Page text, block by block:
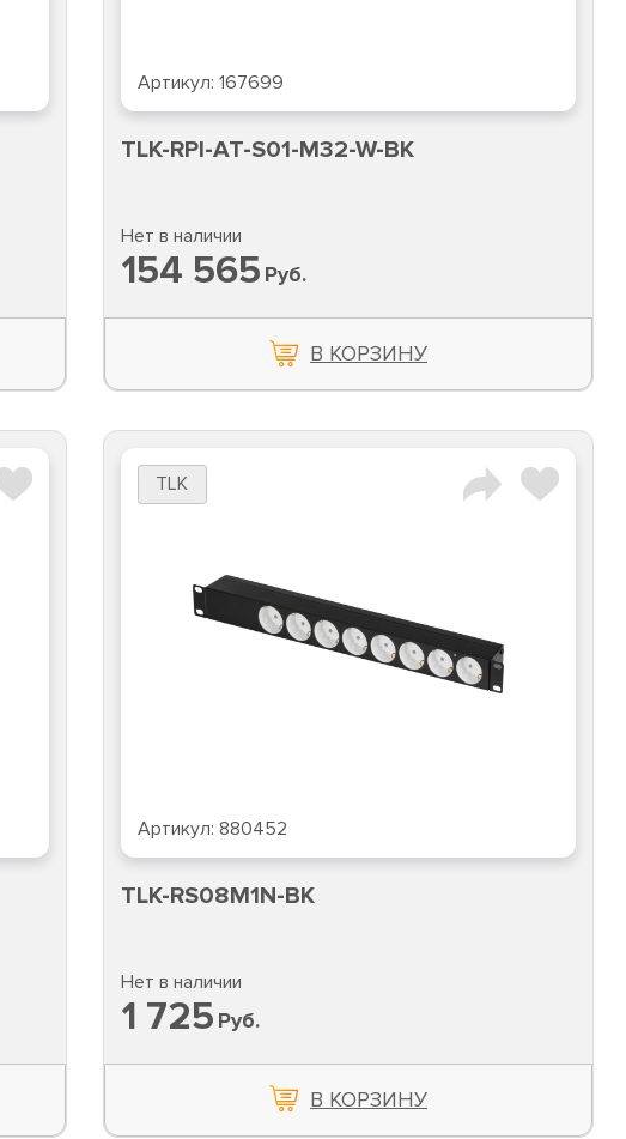
Артикул: 167699
TLK-RPI-AT-S01-M32-W-BK
Нет в наличии
154 565 Руб.
В КОРЗИНУ
TLK
Артикул: 880452
TLK-RS08M1N-BK
Нет в наличии
1 725 Руб.
В КОРЗИНУ